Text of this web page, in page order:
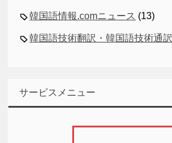
韓国語情報.comニュース (13)
韓国語技術翻訳・韓国語技術通訳
サービスメニュー